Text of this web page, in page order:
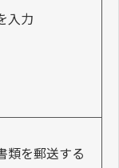
入力
類を郵送する